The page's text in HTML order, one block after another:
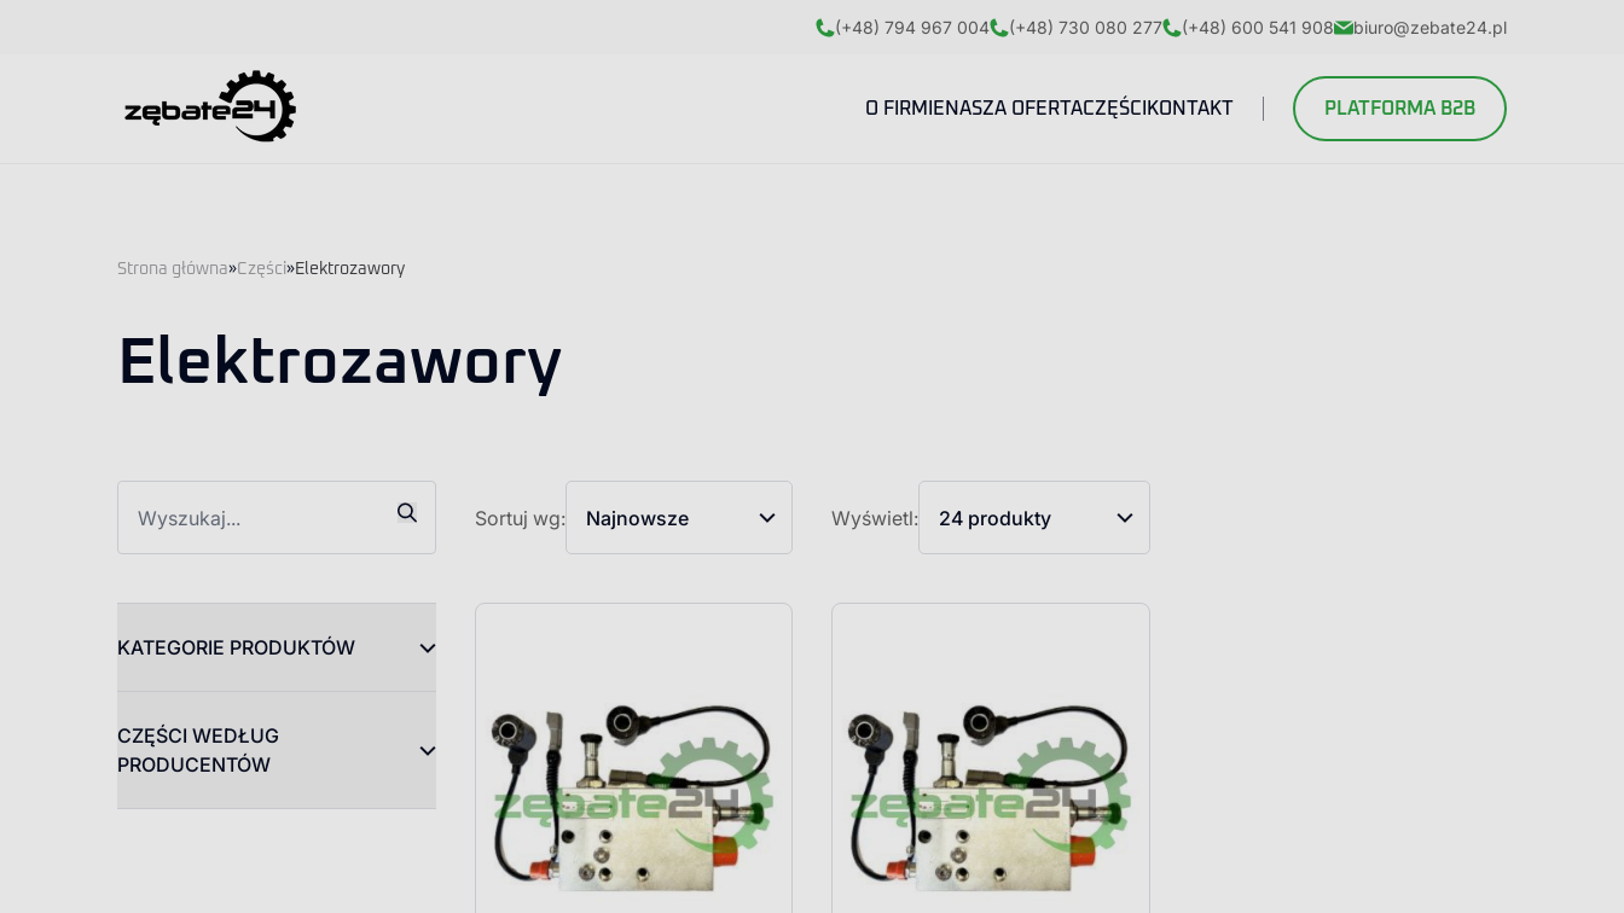
(+48) 794 967 004 (+48) 730 080 277 (+48) 600 541 908 biuro@zebate24.pl
O FIRMIE NASZA OFERTACZĘŚCI KONTAKT PLATFORMA B2B
Strona główna»Części»Elektrozawory
Elektrozawory
Sortuj wg: Najnowsze Wyświetl: 24 produkty
KATEGORIE PRODUKTÓW
CZĘŚCI WEDŁUG
PRODUCENTÓW